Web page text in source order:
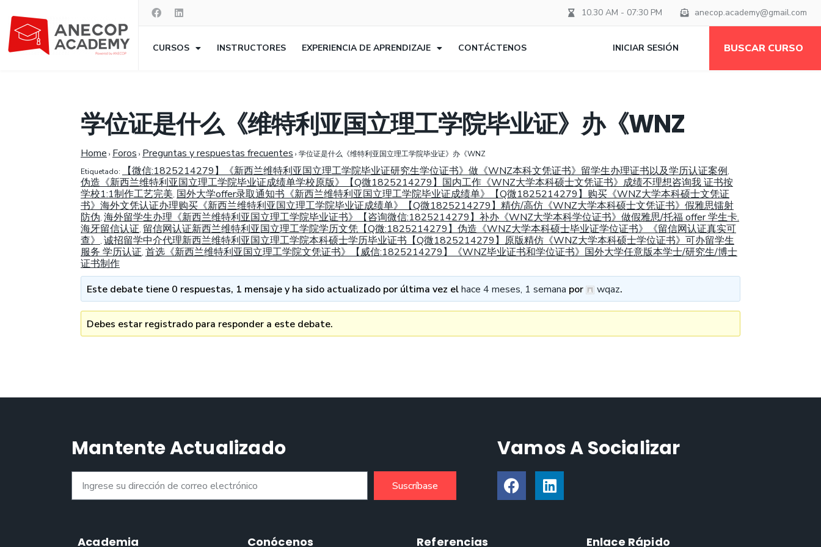
10.30 AM - 07:30 PM anecop.academy@gmail.com
CURSOS INSTRUCTORES EXPERIENCIA DE APRENDIZAJE CONTÁCTENOS INICIAR SESIÓN BUSCAR CURSO
学位证是什么《维特利亚国立理工学院毕业证》办《WNZ
Home › Foros › Preguntas y respuestas frecuentes › 学位证是什么《维特利亚国立理工学院毕业证》办《WNZ
Etiquetado:
【微信:1825214279】《新西兰维特利亚国立理工学院毕业证研究生学位证书》做《WNZ本科文凭证书》留学生办理证书以及学历认证案例,
伪造《新西兰维特利亚国立理工学院毕业证成绩单学校原版》【Q微1825214279】国内工作《WNZ大学本科硕士文凭证书》成绩不理想咨询我 证书按
学校1:1制作工艺完美, 国外大学offer录取通知书《新西兰维特利亚国立理工学院毕业证成绩单》【Q微1825214279】购买《WNZ大学本科硕士文凭证
书》海外文凭认证办理购买《新西兰维特利亚国立理工学院毕业证成绩单》【Q微1825214279】精仿/高仿《WNZ大学本科硕士文凭证书》假雅思镭射
防伪, 海外留学生办理《新西兰维特利亚国立理工学院毕业证书》【咨询微信:1825214279】补办《WNZ大学本科学位证书》做假雅思/托福 offer 学生卡.
海牙留信认证, 留信网认证新西兰维特利亚国立理工学院学历文凭【Q微:1825214279】伪造《WNZ大学本科硕士毕业证学位证书》《留信网认证真实可
查》
, 诚招留学中介代理新西兰维特利亚国立理工学院本科硕士学历毕业证书【Q微1825214279】原版精仿《WNZ大学本科硕士学位证书》可办留学生
服务 学历认证, 首选《新西兰维特利亚国立理工学院文凭证书》【威信:1825214279】《WNZ毕业证书和学位证书》国外大学任意版本学士/研究生/博士
证书制作
Este debate tiene 0 respuestas, 1 mensaje y ha sido actualizado por última vez elhace 4 meses, 1 semana por wqaz.
Debes estar registrado para responder a este debate.
Mantente Actualizado
Suscríbase
Vamos A Socializar
Academia Conócenos Referencias Enlace Rápido